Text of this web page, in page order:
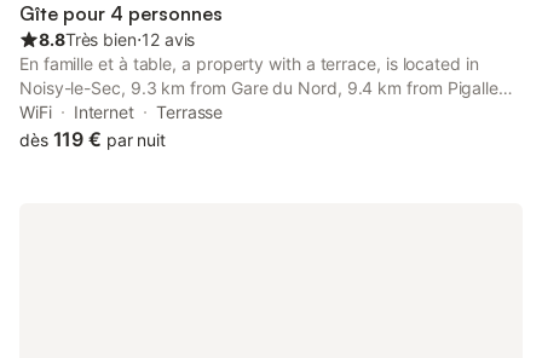
Gîte pour 4 personnes
8.8Très bien⋅12 avis
En famille et à table, a property with a terrace, is located in
Noisy-le-Sec, 9.3 km from Gare du Nord, 9.4 km from Pigalle
Metro Station, as well as 10 km from Pompidou Centre. It is set
9.2 km from La Cigale Concert Hall and offers a lift.
WiFi Internet
Terrasse
dès 119 € par nuit